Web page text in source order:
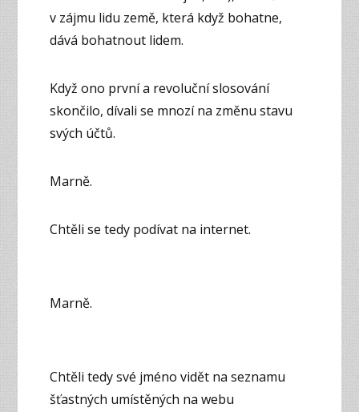
v zájmu lidu země, která když bohatne,
dává bohatnout lidem.
Když ono první a revoluční slosování
skončilo, dívali se mnozí na změnu stavu
svých účtů.
Marně.
Chtěli se tedy podívat na internet.
Marně.
Chtěli tedy své jméno vidět na seznamu
šťastných umístěných na webu